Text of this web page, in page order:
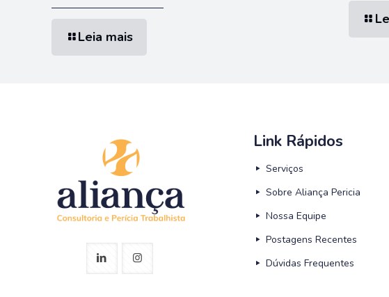
Leia mais
Link Rápidos
Serviços
Sobre Aliança Pericia
Nossa Equipe
Postagens Recentes
Dúvidas Frequentes